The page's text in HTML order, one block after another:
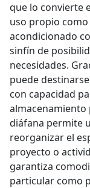
que lo convierte
uso propio
acondicionado
sinfín de
necesidades.
puede
con capacidad
almacenamiento
diáfana permite
reorganizar el
proyecto o
garantiza
particular como